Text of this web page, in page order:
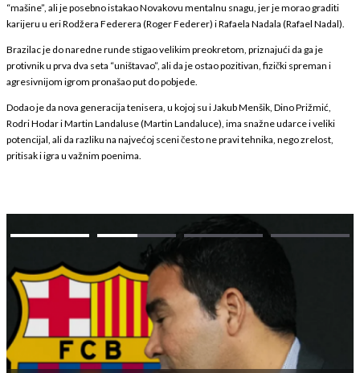
“mašine”, ali je posebno istakao Novakovu mentalnu snagu, jer je morao graditi
karijeru u eri Rodžera Federera (Roger Federer) i Rafaela Nadala (Rafael Nadal).
Brazilac je do naredne runde stigao velikim preokretom, priznajući da ga je
protivnik u prva dva seta “uništavao”, ali da je ostao pozitivan, fizički spreman i
agresivnijom igrom pronašao put do pobjede.
Dodao je da nova generacija tenisera, u kojoj su i Jakub Menšik, Dino Prižmić,
Rodri Hodar i Martin Landaluse (Martin Landaluce), ima snažne udarce i veliki
potencijal, ali da razliku na najvećoj sceni često ne pravi tehnika, nego zrelost,
pritisak i igra u važnim poenima.